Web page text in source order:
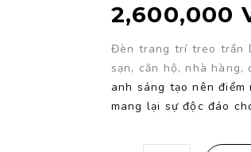
2,600,000
Đèn trang trí treo trần
sạn, căn hộ, nhà
anh sáng tạo nên
mang lại sự độc đáo